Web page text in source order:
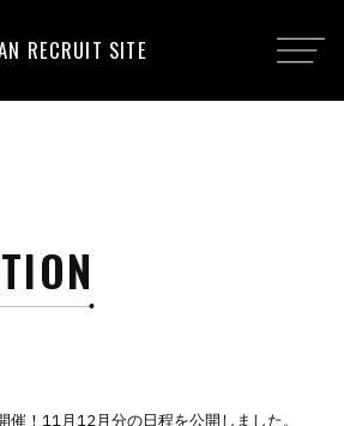
RECRUIT SITE
催！11月12月分の日程を公開しました。